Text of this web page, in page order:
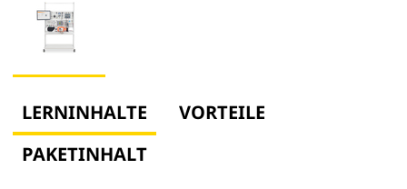
LERNINHALTE
VORTEILE
PAKETINHALT